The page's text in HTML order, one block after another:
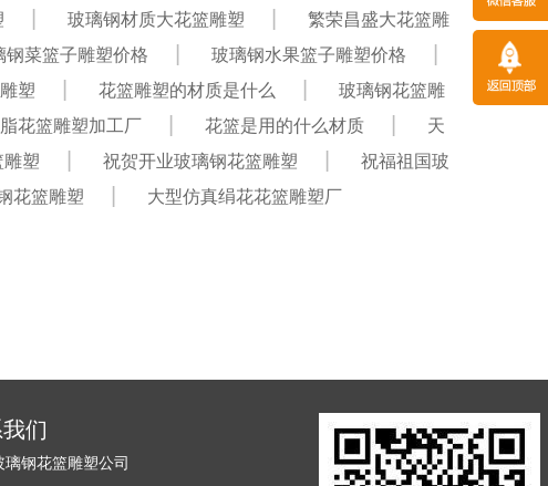
玻璃钢材质大花篮雕塑
繁荣昌盛大花篮雕
钢菜篮子雕塑价格
玻璃钢水果篮子雕塑价格
塑 花篮雕塑的材质是什么
玻璃钢花篮雕
花篮雕塑加工厂 花篮是用的什么材质
天
雕塑 祝贺开业玻璃钢花篮雕塑
祝福祖国玻
花篮雕塑 大型仿真绢花花篮雕塑厂
们
璃钢花篮雕塑公司